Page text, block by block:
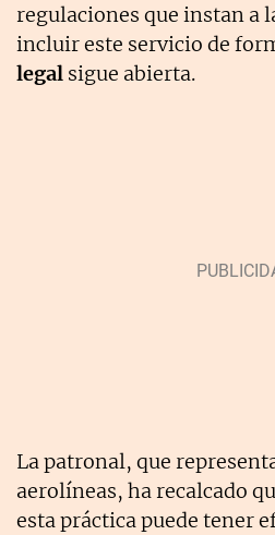
regulaciones que instan a
incluir este servicio de
legal sigue abierta.
La patronal, que
aerolíneas, ha recalcado
esta práctica puede tener